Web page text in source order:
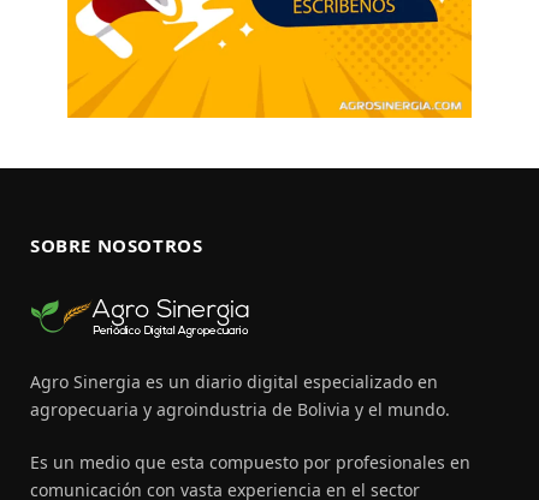
SOBRE NOSOTROS
Agro Sinergia es un diario digital especializado en
agropecuaria y agroindustria de Bolivia y el mundo.
Es un medio que esta compuesto por profesionales en
comunicación con vasta experiencia en el sector